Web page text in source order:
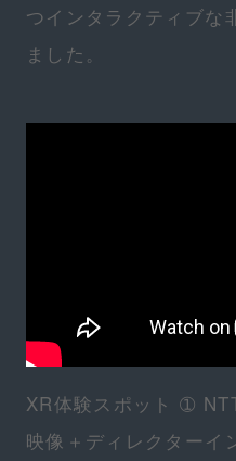
つインタラクティブな
ました。
XR体験スポット ➀
映像＋ディレクターイ